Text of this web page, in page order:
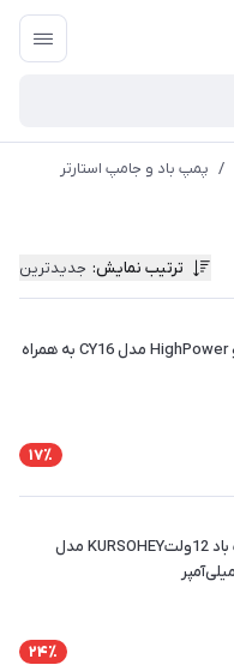
/ پمپ باد و جامپ استارتر
ترتیب نمایش: جدیدترین
جامپ استارتر خودرو HighPower مدل CY16 به همراه
17٪
جامپ استارتر و پمپ باد 12ولتKURSOHEY مدل
24٪